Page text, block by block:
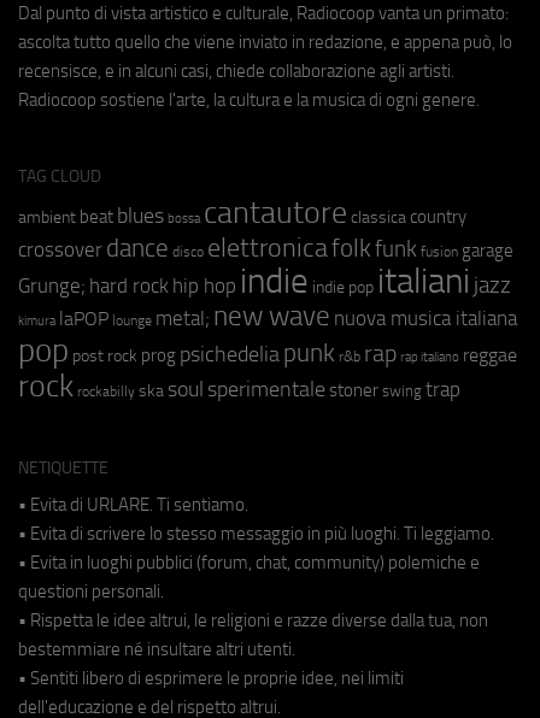
Dal punto di vista artistico e culturale, Radiocoop vanta un primato:
ascolta tutto quello che viene inviato in redazione, e appena può, lo
recensisce, e in alcuni casi, chiede collaborazione agli artisti.
Radiocoop sostiene l'arte, la cultura e la musica di ogni genere.
TAG CLOUD
ambient beat blues bossa cantautore classica country
crossover dance disco elettronicafolkfunk fusion garage
Grunge; hard rock hip hop indie indie pop italiani jazz
kimura laPOP lounge metal; new wave nuova musica italiana
pop post rock prog psichedeliapunk r&b rap rap italiano reggae
rock rockabilly ska soul sperimentale stoner swing trap
NETIQUETTE
• Evita di URLARE. Ti sentiamo.
• Evita di scrivere lo stesso messaggio in più luoghi. Ti leggiamo.
• Evita in luoghi pubblici (forum, chat, community) polemiche e
questioni personali.
• Rispetta le idee altrui, le religioni e razze diverse dalla tua, non
bestemmiare né insultare altri utenti.
• Sentiti libero di esprimere le proprie idee, nei limiti
dell'educazione e del rispetto altrui.